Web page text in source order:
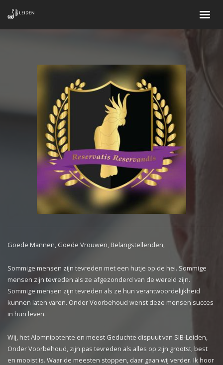
Goede Mannen, Goede Vrouwen, Belangstellenden,
Sommige mensen zijn tevreden met een hutje op de hei. Sommige
mensen zijn tevreden als ze afgezonderd van de wereld zijn.
Sommige mensen zijn tevreden als ze hun verantwoordelijkheid
kunnen laten varen. Onder Voorbehoud wenst deze mensen succes
in hun leven.
Wij, het Alomnipotente en meest Geduchte dispuut van SIB-Leiden,
Onder Voorbehoud, zijn pas tevreden als alles op zijn grootst, best
en mooist is. Waar de meesten stoppen, daar gaan wij verder. Ik hoor